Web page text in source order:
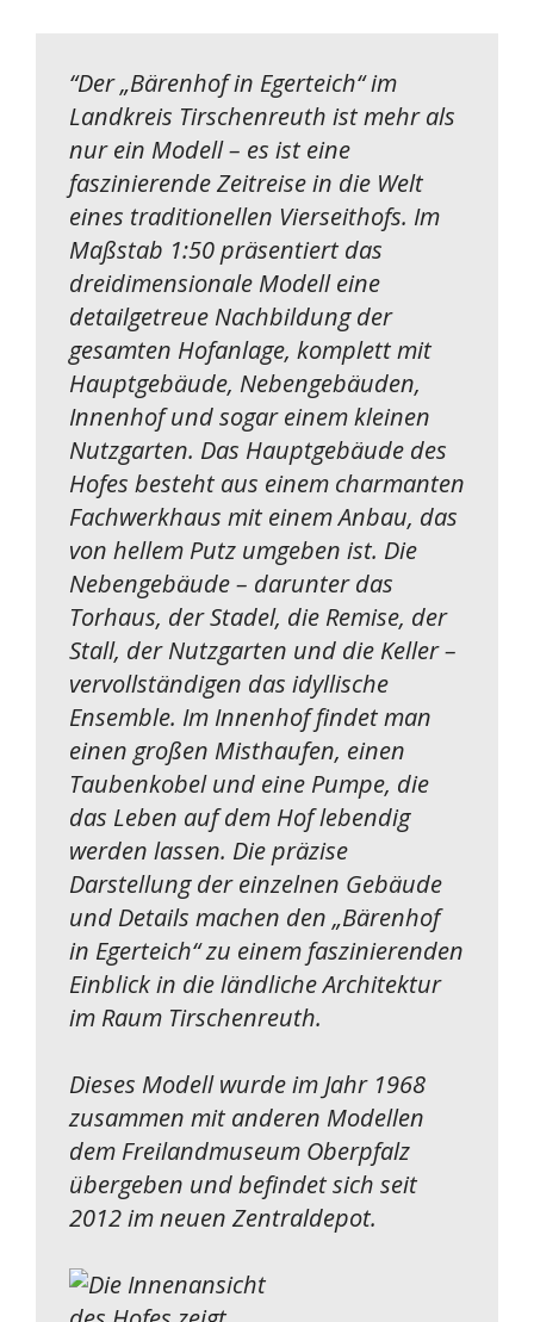
“Der „Bärenhof in Egerteich“ im
Landkreis Tirschenreuth ist mehr als
nur ein Modell – es ist eine
faszinierende Zeitreise in die Welt
eines traditionellen Vierseithofs. Im
Maßstab 1:50 präsentiert das
dreidimensionale Modell eine
detailgetreue Nachbildung der
gesamten Hofanlage, komplett mit
Hauptgebäude, Nebengebäuden,
Innenhof und sogar einem kleinen
Nutzgarten. Das Hauptgebäude des
Hofes besteht aus einem charmanten
Fachwerkhaus mit einem Anbau, das
von hellem Putz umgeben ist. Die
Nebengebäude – darunter das
Torhaus, der Stadel, die Remise, der
Stall, der Nutzgarten und die Keller –
vervollständigen das idyllische
Ensemble. Im Innenhof findet man
einen großen Misthaufen, einen
Taubenkobel und eine Pumpe, die
das Leben auf dem Hof lebendig
werden lassen. Die präzise
Darstellung der einzelnen Gebäude
und Details machen den „Bärenhof
in Egerteich“ zu einem faszinierenden
Einblick in die ländliche Architektur
im Raum Tirschenreuth.
Dieses Modell wurde im Jahr 1968
zusammen mit anderen Modellen
dem Freilandmuseum Oberpfalz
übergeben und befindet sich seit
2012 im neuen Zentraldepot.